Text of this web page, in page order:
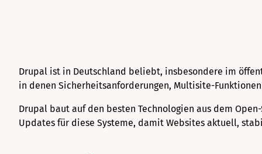
Drupal ist in Deutschland beliebt, insbesondere im
in denen Sicherheitsanforderungen, Multisite-
Drupal baut auf den besten Technologien aus dem
Updates für diese Systeme, damit Websites aktuell,